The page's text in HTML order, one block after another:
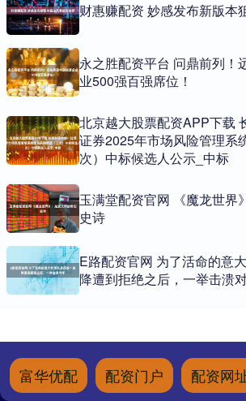
财惠赚配资 妙感发布新版本
永之胜配资平台 问鼎前列！
业500强百强席位！
北京越大股票配资APP下载
证券2025年市场风险管理系
次）中标候选人公示_中标
玉满堂配资官网 《魔龙世界
史诗
E路配资官网 为了活命的意
降遭到拒绝之后，一举击溃
富华优配 配资门户 配资网